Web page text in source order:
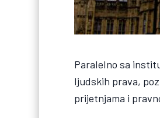
Paralelno sa
ljudskih prava,
prijetnjama i